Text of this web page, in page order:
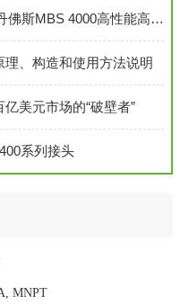
数据中心液冷机柜CDU配套丹佛斯MBS 4000高性能高精度压力传感器
理、构造和使用方法说明
美元市场的“破壁者”
系列接头
MNPT